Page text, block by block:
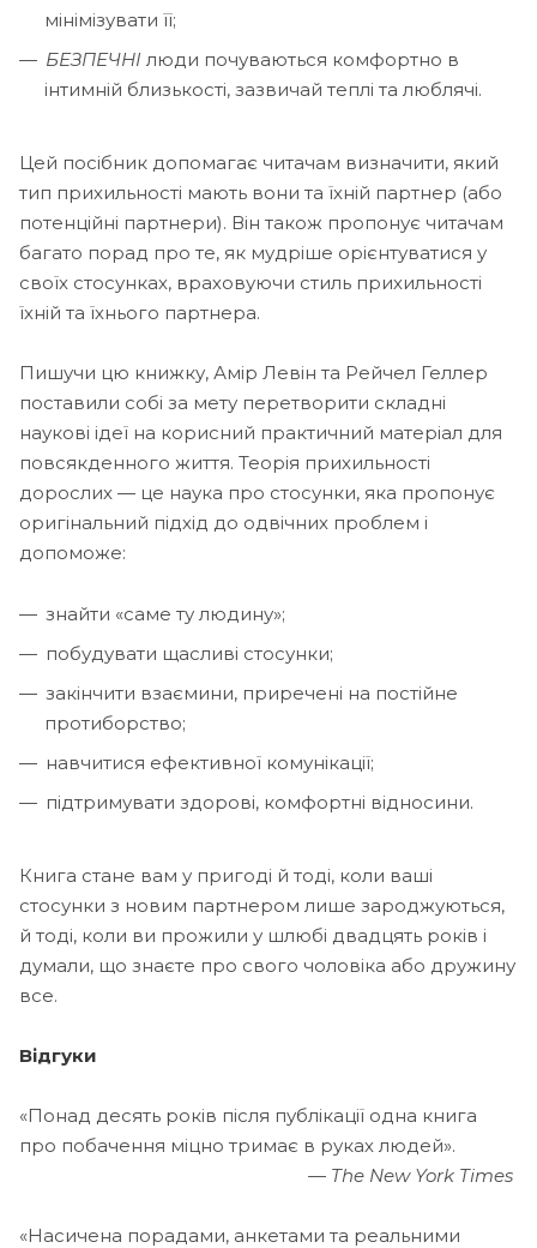
мінімізувати її;
БЕЗПЕЧНІ люди почуваються комфортно в
інтимній близькості, зазвичай теплі та люблячі.
Цей посібник допомагає читачам визначити, який
тип прихильності мають вони та їхній партнер (або
потенційні партнери). Він також пропонує читачам
багато порад про те, як мудріше орієнтуватися у
своїх стосунках, враховуючи стиль прихильності
їхній та їхнього партнера.
Пишучи цю книжку, Амір Левін та Рейчел Геллер
поставили собі за мету перетворити складні
наукові ідеї на корисний практичний матеріал для
повсякденного життя. Теорія прихильності
дорослих — це наука про стосунки, яка пропонує
оригінальний підхід до одвічних проблем і
допоможе:
знайти «саме ту людину»;
побудувати щасливі стосунки;
закінчити взаємини, приречені на постійне
протиборство;
навчитися ефективної комунікації;
підтримувати здорові, комфортні відносини.
Книга стане вам у пригоді й тоді, коли ваші
стосунки з новим партнером лише зароджуються,
й тоді, коли ви прожили у шлюбі двадцять років і
думали, що знаєте про свого чоловіка або дружину
все.
Відгуки
«Понад десять років після публікації одна книга
про побачення міцно тримає в руках людей».
— The New York Times
«Насичена порадами, анкетами та реальними